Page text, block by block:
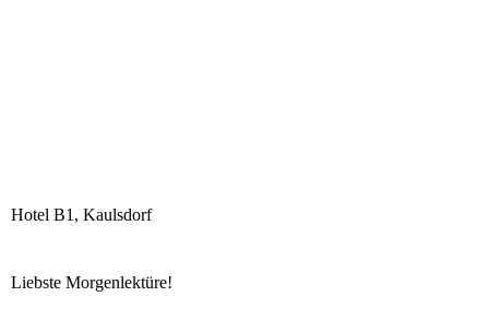
Hotel B1, Kaulsdorf
Liebste Morgenlektüre!